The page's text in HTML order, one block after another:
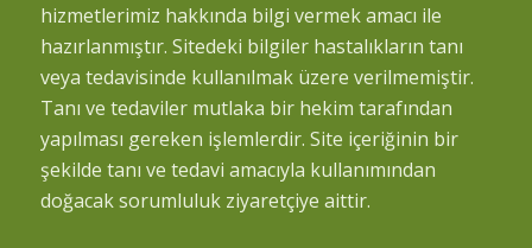
hizmetlerimiz hakkında bilgi vermek amacı ile
hazırlanmıştır. Sitedeki bilgiler hastalıkların tanı
veya tedavisinde kullanılmak üzere verilmemiştir.
Tanı ve tedaviler mutlaka bir hekim tarafından
yapılması gereken işlemlerdir. Site içeriğinin bir
şekilde tanı ve tedavi amacıyla kullanımından
doğacak sorumluluk ziyaretçiye aittir.